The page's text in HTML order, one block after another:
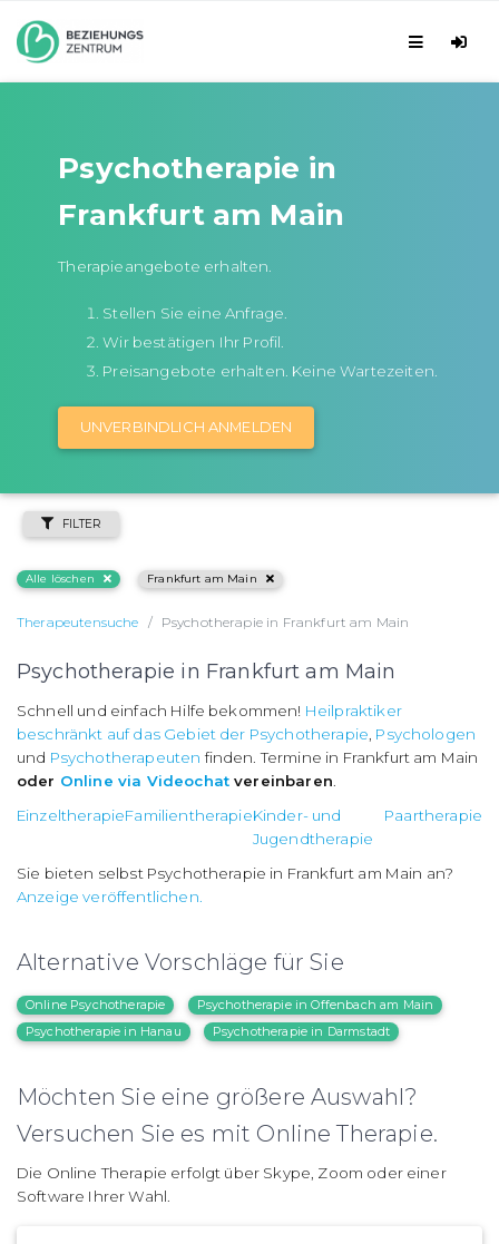
Psychotherapie in
Frankfurt am Main
Therapieangebote erhalten.
Stellen Sie eine Anfrage.
Wir bestätigen Ihr Profil.
Preisangebote erhalten. Keine Wartezeiten.
UNVERBINDLICH ANMELDEN
FILTER
Alle löschen Frankfurt am Main
Therapeutensuche Psychotherapie in Frankfurt am Main
Psychotherapie in Frankfurt am Main
Schnell und einfach Hilfe bekommen! Heilpraktiker
beschränkt auf das Gebiet der Psychotherapie Psychologen
und Psychotherapeuten finden. Termine in Frankfurt am Main
oder Online via Videochat vereinbaren
EinzeltherapieFamilientherapieKinder- und
Jugendtherapie
Paartherapie
Sie bieten selbst Psychotherapie in Frankfurt am Main an?
Anzeige veröffentlichen.
Alternative Vorschläge für Sie
Online Psychotherapie
Psychotherapie in Offenbach am Main
Psychotherapie in Hanau
Psychotherapie in Darmstadt
Möchten Sie eine größere Auswahl?
Versuchen Sie es mit Online Therapie.
Die Online Therapie erfolgt über Skype, Zoom oder einer
Software Ihrer Wahl.